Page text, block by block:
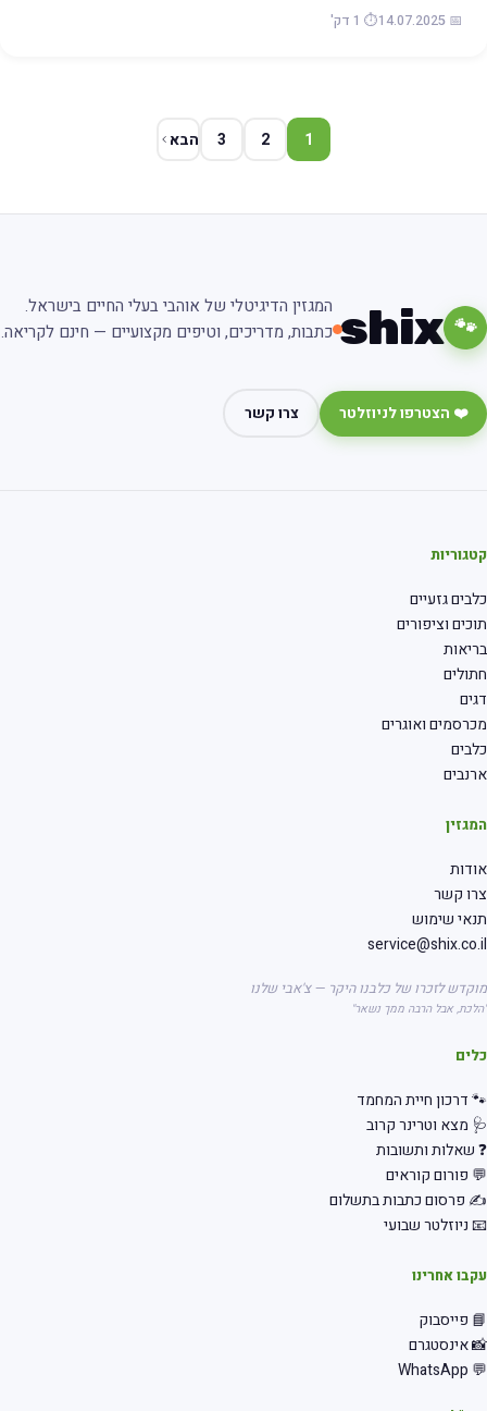
📅 14.07.2025 ⏱️ 1 דק'
1
2
3 הבא
🐾
shix המגזין הדיגיטלי של אוהבי בעלי החיים בישראל.
כתבות, מדריכים, וטיפים מקצועיים — חינם לקריאה.
❤️ הצטרפו לניוזלטר צרו קשר
קטגוריות
כלבים גזעיים
תוכים וציפורים
בריאות
חתולים
דגים
מכרסמים ואוגרים
כלבים
ארנבים
המגזין
אודות
צרו קשר
תנאי שימוש
service@shix.co.il
מוקדש לזכרו של כלבנו היקר — צ'אבי שלנו
"הלכת, אבל הרבה ממך נשאר"
כלים
🐾 דרכון חיית המחמד
🩺 מצא וטרינר קרוב
❓ שאלות ותשובות
💬 פורום קוראים
✍️ פרסום כתבות בתשלום
📧 ניוזלטר שבועי
עקבו אחרינו
📘 פייסבוק
📸 אינסטגרם
💬 WhatsApp